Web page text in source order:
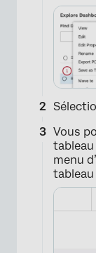
Vous
tableau
menu
tableau